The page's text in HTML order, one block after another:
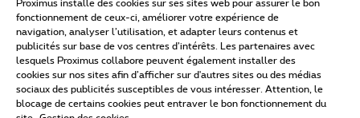
Conditions d'utilisation Accessibility statement
Tous droits réservés. © 2026 Proximus
Proximus installe des cookies sur ses sites web pour assurer le bon
fonctionnement de ceux-ci, améliorer votre expérience de
navigation, analyser l’utilisation, et adapter leurs contenus et
publicités sur base de vos centres d’intérêts. Les partenaires avec
lesquels Proximus collabore peuvent également installer des
cookies sur nos sites afin d’afficher sur d'autres sites ou des médias
sociaux des publicités susceptibles de vous intéresser. Attention, le
blocage de certains cookies peut entraver le bon fonctionnement du